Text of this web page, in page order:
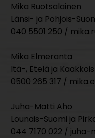
Mika Ruotsalainen
Länsi- ja Pohjois-
040 5501 250 /
Mika Elmeranta
Itä-, Etelä ja
0500 265 317 /
Juha-Matti Aho
Lounais-Suomi ja
044 7170 022 /